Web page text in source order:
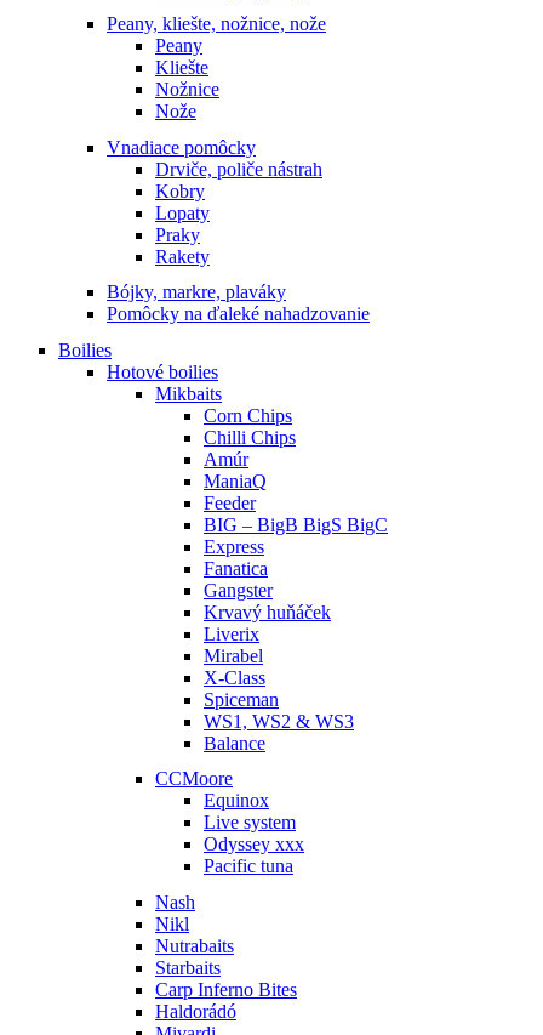
Peany, kliešte, nožnice, nože
Peany
Kliešte
Nožnice
Nože
Vnadiace pomôcky
Drviče, poliče nástrah
Kobry
Lopaty
Praky
Rakety
Bójky, markre, plaváky
Pomôcky na ďaleké nahadzovanie
Boilies
Hotové boilies
Mikbaits
Corn Chips
Chilli Chips
Amúr
ManiaQ
Feeder
BIG – BigB BigS BigC
Express
Fanatica
Gangster
Krvavý huňáček
Liverix
Mirabel
X-Class
Spiceman
WS1, WS2 & WS3
Balance
CCMoore
Equinox
Live system
Odyssey xxx
Pacific tuna
Nash
Nikl
Nutrabaits
Starbaits
Carp Inferno Bites
Haldorádó